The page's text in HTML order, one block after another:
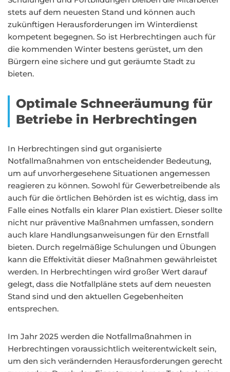
stets auf dem neuesten Stand und können auch
zukünftigen Herausforderungen im Winterdienst
kompetent begegnen. So ist Herbrechtingen auch für
die kommenden Winter bestens gerüstet, um den
Bürgern eine sichere und gut geräumte Stadt zu
bieten.
Optimale Schneeräumung für
Betriebe in Herbrechtingen
In Herbrechtingen sind gut organisierte
Notfallmaßnahmen von entscheidender Bedeutung,
um auf unvorhergesehene Situationen angemessen
reagieren zu können. Sowohl für Gewerbetreibende als
auch für die örtlichen Behörden ist es wichtig, dass im
Falle eines Notfalls ein klarer Plan existiert. Dieser sollte
nicht nur präventive Maßnahmen umfassen, sondern
auch klare Handlungsanweisungen für den Ernstfall
bieten. Durch regelmäßige Schulungen und Übungen
kann die Effektivität dieser Maßnahmen gewährleistet
werden. In Herbrechtingen wird großer Wert darauf
gelegt, dass die Notfallpläne stets auf dem neuesten
Stand sind und den aktuellen Gegebenheiten
entsprechen.
Im Jahr 2025 werden die Notfallmaßnahmen in
Herbrechtingen voraussichtlich weiterentwickelt sein,
um den sich verändernden Herausforderungen gerecht